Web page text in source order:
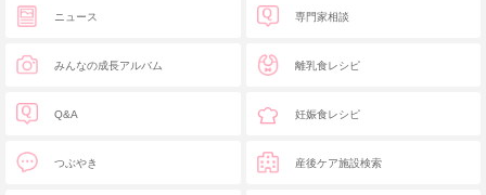
ニュース
みんなの成長アルバム
Q&A
つぶやき
専門家相談
離乳食レシピ
妊娠食レシピ
産後ケア施設検索